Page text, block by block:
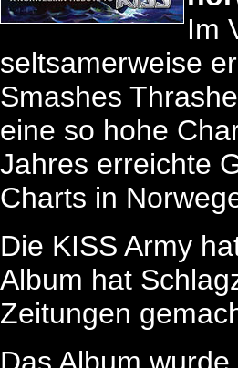
Im
seltsamerweise
Smashes
eine so hohe
Jahres erreichte
Charts in
Die KISS Army
Album hat
Zeitungen